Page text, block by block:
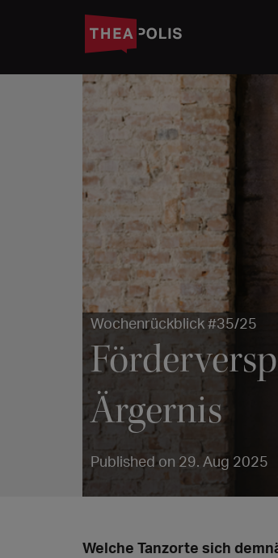
Wochenrückblick #35/25
Ärgernis
Published on 29. Aug 2025
Welche Tanzorte sich